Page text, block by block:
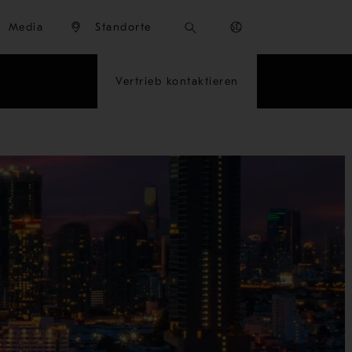
Media Standorte
Vertrieb kontaktieren